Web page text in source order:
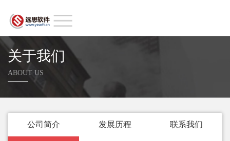
关于我们
ABOUT US
公司简介 发展历程 联系我们